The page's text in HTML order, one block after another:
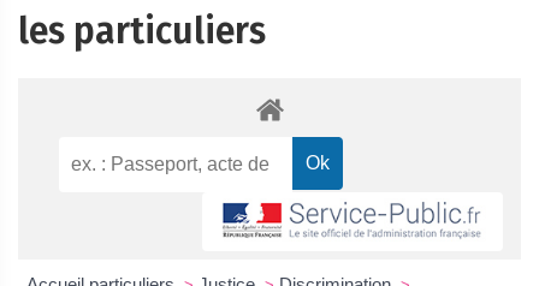
les particuliers